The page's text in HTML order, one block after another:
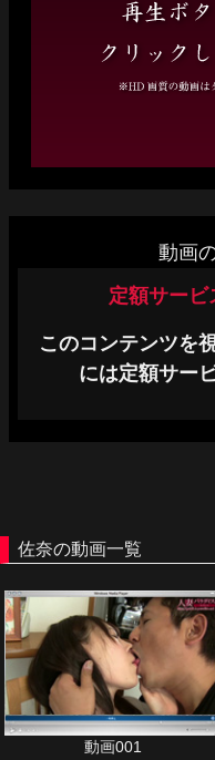
[定額] 継続1カ月ギャラリ
[定額] 継続3カ月ギャラリ
[定額] 継続6カ月ギャラリ
動画
定額サービ
このコンテンツを
には定額サー
佐奈の動画一覧